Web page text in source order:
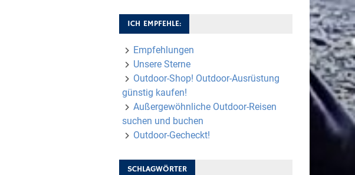
ICH EMPFEHLE:
Empfehlungen
Unsere Sterne
Outdoor-Shop! Outdoor-Ausrüstung
günstig kaufen!
Außergewöhnliche Outdoor-Reisen
suchen und buchen
Outdoor-Gecheckt!
SCHLAGWÖRTER